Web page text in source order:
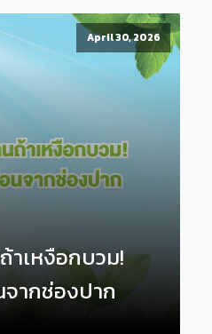
April 30, 2026
าเหงือกบวม!
ากช่องปาก